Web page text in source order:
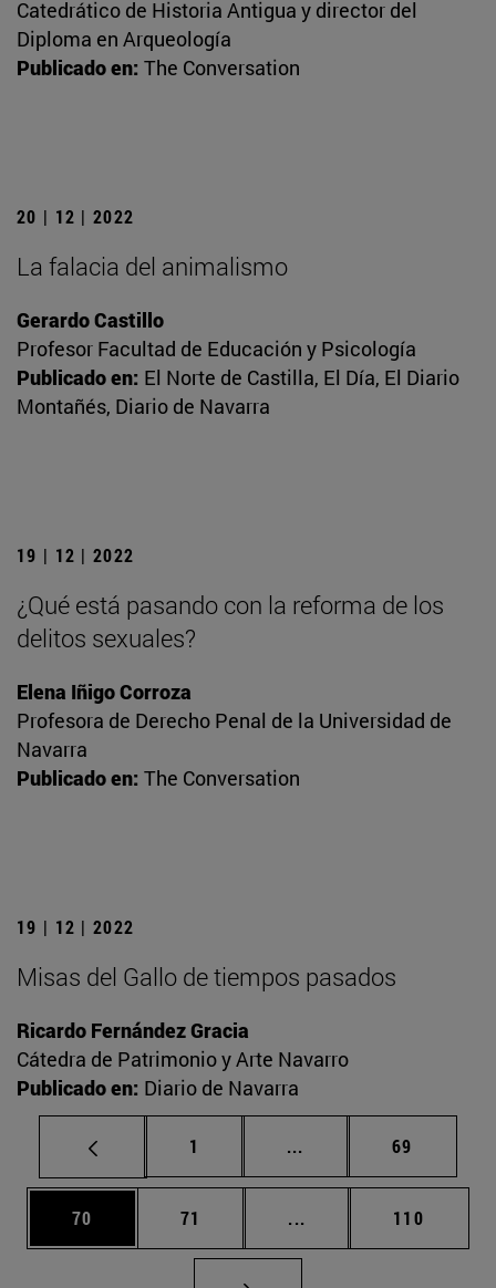
Catedrático de Historia Antigua y director del
Diploma en Arqueología
Publicado en: The Conversation
20 | 12 | 2022
La falacia del animalismo
Gerardo Castillo
Profesor Facultad de Educación y Psicología
Publicado en: El Norte de Castilla, El Día, El Diario
Montañés, Diario de Navarra
19 | 12 | 2022
¿Qué está pasando con la reforma de los
delitos sexuales?
Elena Iñigo Corroza
Profesora de Derecho Penal de la Universidad de
Navarra
Publicado en: The Conversation
19 | 12 | 2022
Misas del Gallo de tiempos pasados
Ricardo Fernández Gracia
Cátedra de Patrimonio y Arte Navarro
Publicado en: Diario de Navarra
Página
1 ... Páginas intermedias
Página
69
Página
70 Página
71 ... Páginas intermedias
Página
110